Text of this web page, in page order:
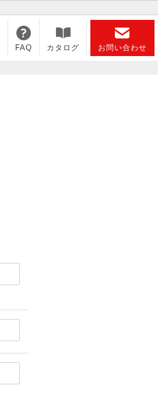
FAQ カタログ お問い合わせ